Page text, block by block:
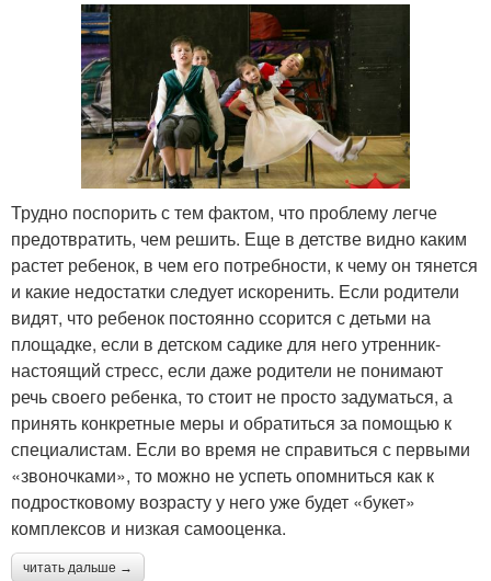
Трудно поспорить с тем фактом, что проблему легче
предотвратить, чем решить. Еще в детстве видно каким
растет ребенок, в чем его потребности, к чему он тянется
и какие недостатки следует искоренить. Если родители
видят, что ребенок постоянно ссорится с детьми на
площадке, если в детском садике для него утренник-
настоящий стресс, если даже родители не понимают
речь своего ребенка, то стоит не просто задуматься, а
принять конкретные меры и обратиться за помощью к
специалистам. Если во время не справиться с первыми
«звоночками», то можно не успеть опомниться как к
подростковому возрасту у него уже будет «букет»
комплексов и низкая самооценка.
читать дальше →